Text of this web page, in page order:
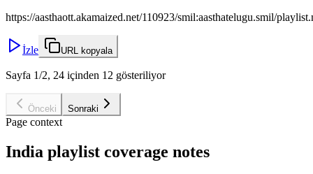
https://aasthaott.akamaized.net/110923/smil:aasthatelugu.smil/
İzle URL kopyala
Sayfa 1/2, 24 içinden 12 gösteriliyor
Önceki Sonraki
Page context
India playlist coverage notes